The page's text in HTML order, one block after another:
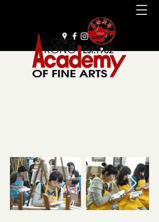
+852 2385 9929